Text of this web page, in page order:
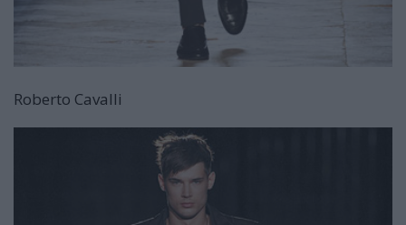
Roberto Cavalli